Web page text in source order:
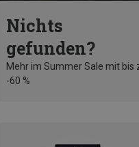
Nichts
gefunden?
Mehr im Summer Sale mit bis
-60 %